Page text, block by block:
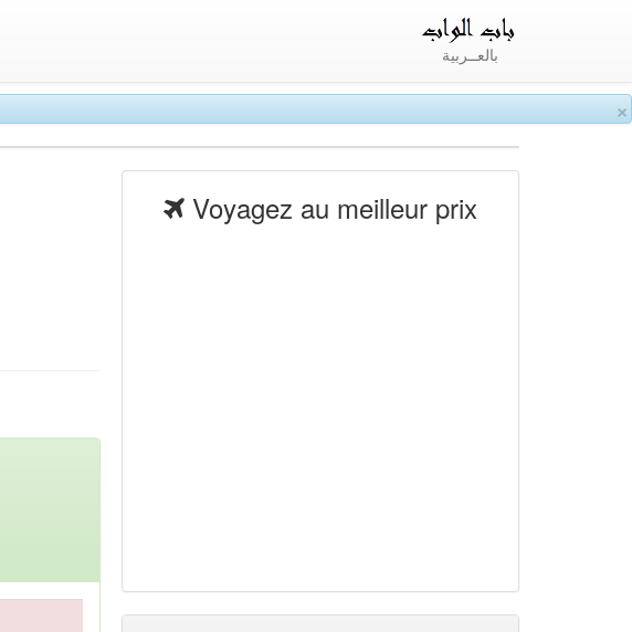
×
بالعــربية
Voyagez au meilleur prix